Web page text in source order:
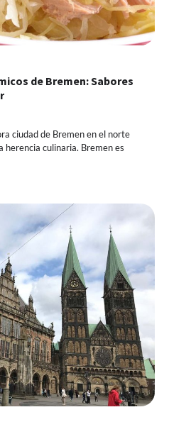
de Bremen: Sabores
ciudad de Bremen en el norte
herencia culinaria. Bremen es